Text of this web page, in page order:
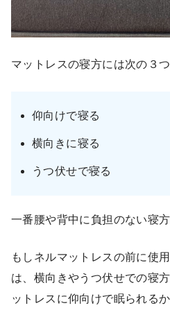
マットレスの寝方には次の３つ
仰向けで寝る
横向きに寝る
うつ伏せで寝る
一番腰や背中に負担のない寝
もしネルマットレスの前に使
は、横向きやうつ伏せでの寝
ットレスに仰向けで眠られる